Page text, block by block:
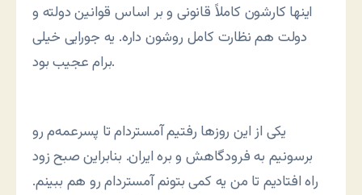
اینها کارشون کاملاً قانونی و بر اساس قوانین دولته و
دولت هم نظارت کامل روشون داره. یه جورایی خیلی
برام عجیب بود.
یکی از این روزها رفتیم آمستردام تا پسرعمه‌م رو
برسونیم به فرودگاهش و بره ایران. بنابراین صبح زود
راه افتادیم تا من یه کمی بتونم آمستردام رو هم ببینم.